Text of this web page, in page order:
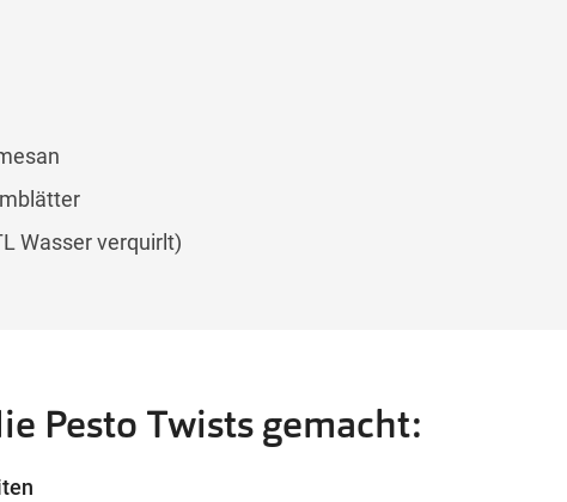
Wasser verquirlt)
Pesto Twists gemacht: